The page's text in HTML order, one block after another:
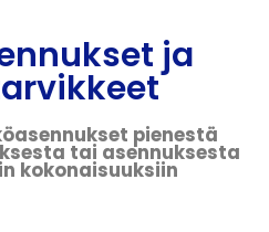
ja
pienestä
tai asennuksesta
kokonaisuuksiin